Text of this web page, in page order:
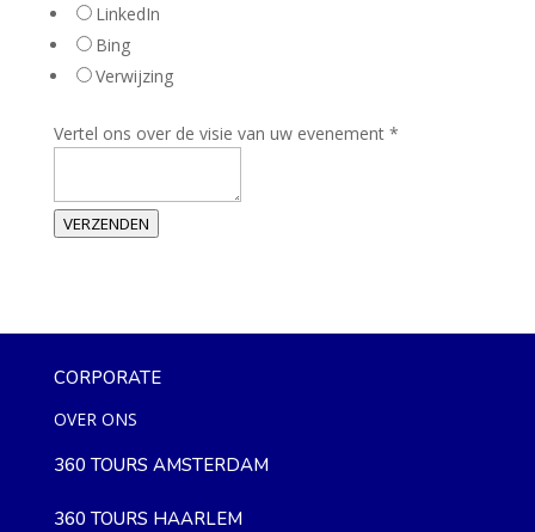
LinkedIn
Bing
Verwijzing
Vertel ons over de visie van uw evenement *
VERZENDEN
CORPORATE
OVER ONS
360 TOURS AMSTERDAM
360 TOURS HAARLEM